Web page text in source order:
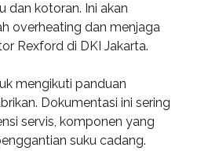
dan kotoran. Ini akan
overheating dan menjaga
Rexford di DKI Jakarta.
mengikuti panduan
Dokumentasi ini sering
servis, komponen yang
suku cadang.